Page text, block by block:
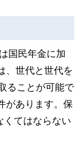
国民年金に加
、世代と世代を
ることが可能で
があります。保
くてはならない